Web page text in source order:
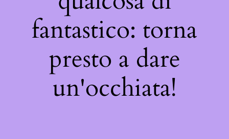
fantastico: torna
presto a dare
un'occhiata!